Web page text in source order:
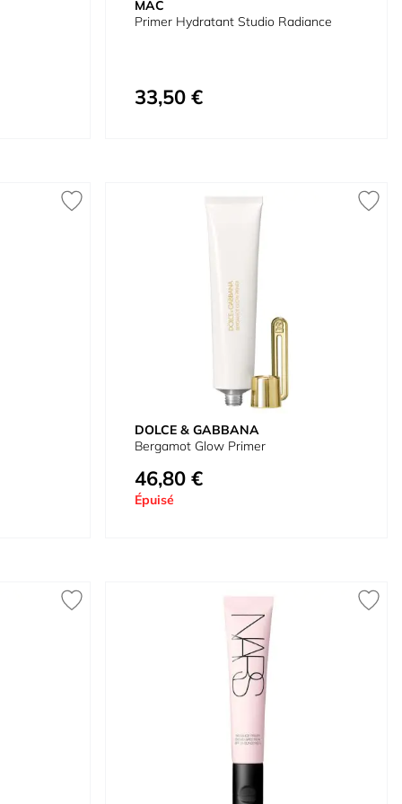
MAC
Primer Hydratant Studio Radiance
Prix spécial
33,50 €
DOLCE & GABBANA
Bergamot Glow Primer
Prix spécial
46,80 €
Épuisé